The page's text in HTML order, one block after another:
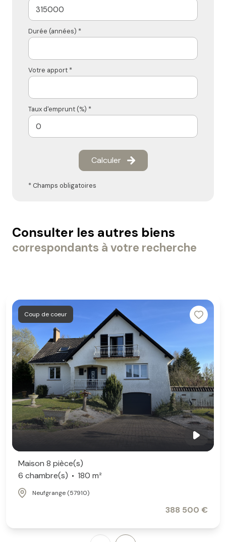
Durée (années) *
Votre apport *
Taux d'emprunt (%) *
Calculer
* Champs obligatoires
Consulter les autres biens
correspondants à votre recherche
Coup de coeur
Maison 8 pièce(s)
6 chambre(s)
180 m²
Neufgrange (57910)
388 500 €